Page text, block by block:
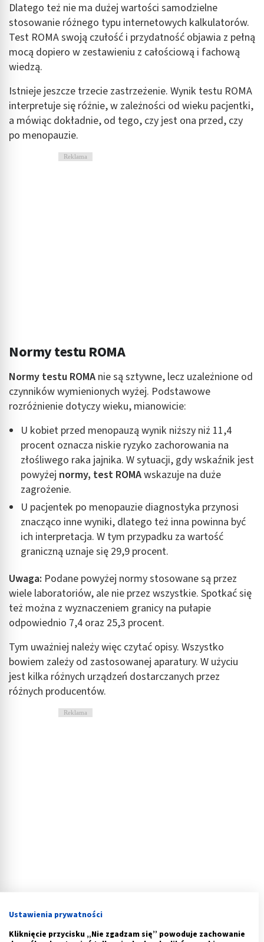
Dlatego też nie ma dużej wartości samodzielne
stosowanie różnego typu internetowych kalkulatorów.
Test ROMA swoją czułość i przydatność objawia z pełną
mocą dopiero w zestawieniu z całościową i fachową
wiedzą.
Istnieje jeszcze trzecie zastrzeżenie. Wynik testu ROMA
interpretuje się różnie, w zależności od wieku pacjentki,
a mówiąc dokładnie, od tego, czy jest ona przed, czy
po menopauzie.
Reklama
Normy testu ROMA
Normy testu ROMA nie są sztywne, lecz uzależnione od
czynników wymienionych wyżej. Podstawowe
rozróżnienie dotyczy wieku, mianowicie:
U kobiet przed menopauzą wynik niższy niż 11,4
procent oznacza niskie ryzyko zachorowania na
złośliwego raka jajnika. W sytuacji, gdy wskaźnik jest
powyżej normy, test ROMAwskazuje na duże
zagrożenie.
U pacjentek po menopauzie diagnostyka przynosi
znacząco inne wyniki, dlatego też inna powinna być
ich interpretacja. W tym przypadku za wartość
graniczną uznaje się 29,9 procent.
Uwaga: Podane powyżej normy stosowane są przez
wiele laboratoriów, ale nie przez wszystkie. Spotkać się
też można z wyznaczeniem granicy na pułapie
odpowiednio 7,4 oraz 25,3 procent.
Tym uważniej należy więc czytać opisy. Wszystko
bowiem zależy od zastosowanej aparatury. W użyciu
jest kilka różnych urządzeń dostarczanych przez
różnych producentów.
Reklama
Ile się czeka na wynik testu ROMA?
Wiele osób zadaje pytanie,ile się czeka na wynik testu
Ustawienia prywatności
Kliknięcie przycisku „Nie zgadzam się” powoduje zachowanie